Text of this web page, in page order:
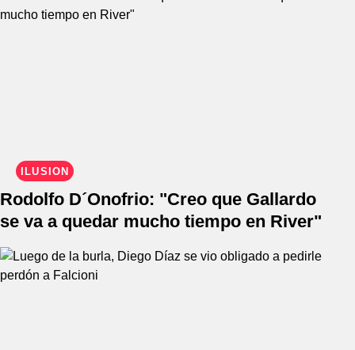
ILUSIÓN
Rodolfo D´Onofrio: "Creo que Gallardo
se va a quedar mucho tiempo en River"